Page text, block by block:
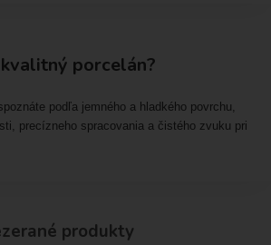
porcelán?
podľa jemného a hladkého povrchu,
precízneho spracovania a čistého zvuku pri
produkty